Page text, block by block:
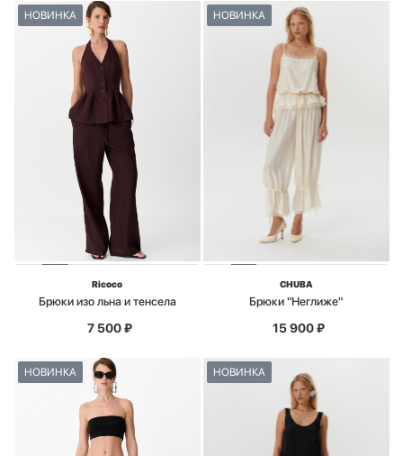
НОВИНКА
Ricoco
Брюки изо льна и тенсела
7 500₽
НОВИНКА
CHUBA
Брюки "Неглиже"
15 900₽
НОВИНКА НОВИНКА